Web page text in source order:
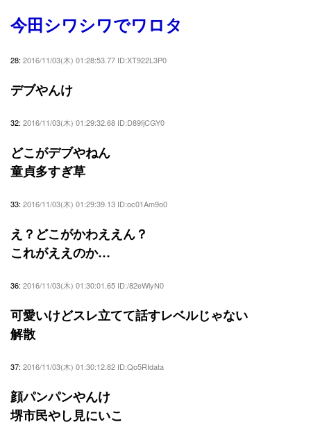
今田シワシワでワロタ
28: 2016/11/03(木) 01:28:53.77 ID:XT922L3P0
デブやんけ
32: 2016/11/03(木) 01:29:32.68 ID:D89fjCGY0
どこがデブやねん
童貞多すぎ草
33: 2016/11/03(木) 01:29:39.13 ID:oc01Am9o0
え？どこがかわええん？
これがええのか…
36: 2016/11/03(木) 01:30:01.65 ID:/82eWlyN0
可愛いけどスレ立てて話すレベルじゃない
解散
37: 2016/11/03(木) 01:30:12.82 ID:Qo5RIdata
顔パンパンやんけ
堺市民やし見にいこ